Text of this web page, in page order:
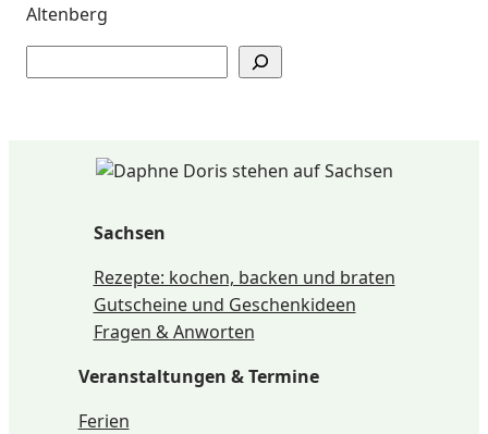
Altenberg
Sachsen
Rezepte: kochen, backen und braten
Gutscheine und Geschenkideen
Fragen & Anworten
Veranstaltungen & Termine
Ferien